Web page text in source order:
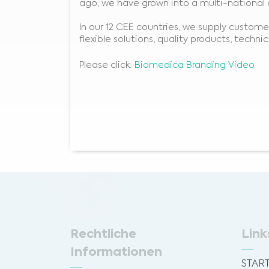
ago, we have grown into a multi-national
In our 12 CEE countries, we supply
flexible solutions, quality products,
Please click: Biomedica Branding Video
Rechtliche
Informationen